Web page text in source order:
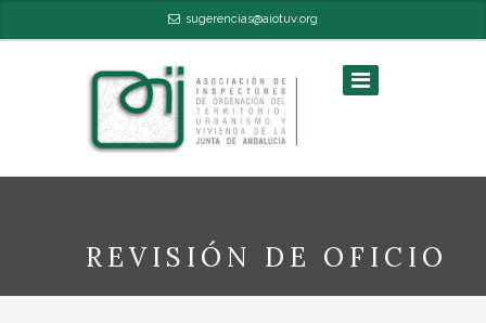
sugerencias@aiotuv.org
REVISIÓN DE OFICIO